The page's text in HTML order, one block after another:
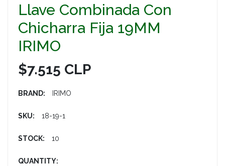
Llave Combinada Con
Chicharra Fija 19MM
IRIMO
$7.515 CLP
BRAND: IRIMO
SKU: 18-19-1
STOCK: 10
QUANTITY: